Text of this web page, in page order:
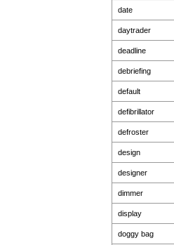
date
daytrader
deadline
debriefing
default
defibrillator
defroster
design
designer
dimmer
display
doggy bag